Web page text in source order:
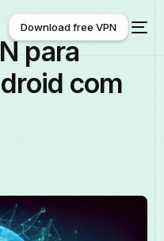
VPN
Download free VPN
para
com